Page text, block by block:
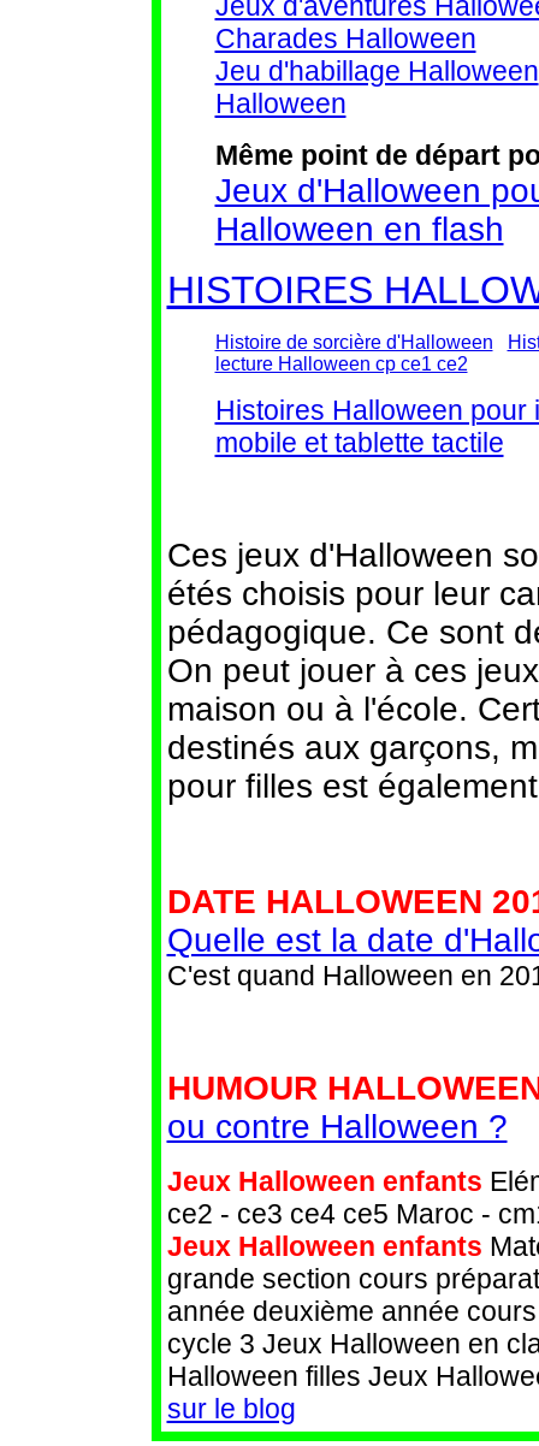
Charades Halloween
Jeu d'habillage Halloween
Halloween
Même point de départ
Jeux d'Halloween
Halloween en flash
HISTOIRES
Histoire de sorcière d'Halloween
lecture Halloween cp ce1 ce2
Histoires Halloween pour
mobile et tablette tactile
Ces jeux d'Halloween
étés choisis pour leur
pédagogique. Ce sont
On peut jouer à ces
maison ou à l'école.
destinés aux garçons,
pour filles est
DATE HALLOWEEN
Quelle est la date
C'est quand Halloween en
HUMOUR
ou contre Halloween ?
Jeux Halloween enfants
ce2 - ce3 ce4 ce5 Maroc -
Jeux Halloween enfants
grande section cours
année deuxième année
cycle 3 Jeux Halloween en
Halloween filles Jeux
sur le blog